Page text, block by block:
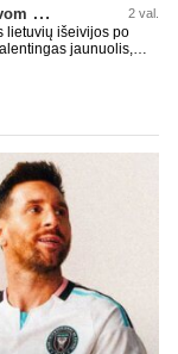
A. Tapinas: „Iš europinio lygio komandos gavom gerų pamokų“ 2 val.
lietuvių išeivijos po
jaunuolis,
priimantis
greitį. O Lietuvoje
du. Bet iš 1-2